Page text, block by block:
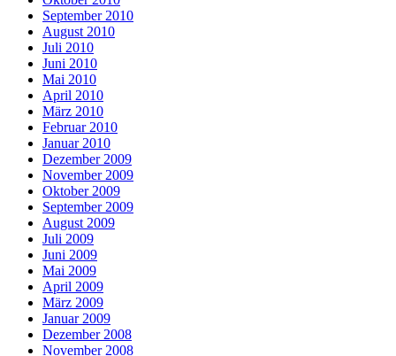
September 2010
August 2010
Juli 2010
Juni 2010
Mai 2010
April 2010
März 2010
Februar 2010
Januar 2010
Dezember 2009
November 2009
Oktober 2009
September 2009
August 2009
Juli 2009
Juni 2009
Mai 2009
April 2009
März 2009
Januar 2009
Dezember 2008
November 2008